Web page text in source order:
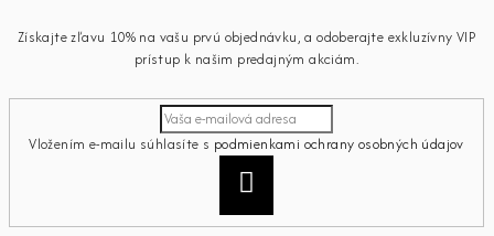
Získajte zľavu 10% na vašu prvú objednávku, a odoberajte exkluzívny VIP
prístup k našim predajným akciám.
Vložením e-mailu súhlasíte s podmienkami ochrany osobných údajov